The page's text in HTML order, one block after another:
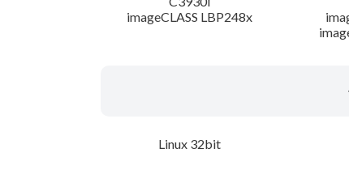
imageCLASS LBP248x
Linux 32bit